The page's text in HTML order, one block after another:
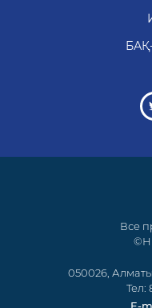
Все
050026,
Тел: